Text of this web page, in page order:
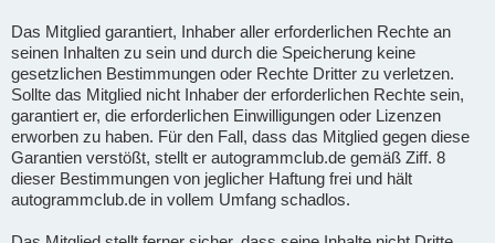
Das Mitglied garantiert, Inhaber aller erforderlichen Rechte an
seinen Inhalten zu sein und durch die Speicherung keine
gesetzlichen Bestimmungen oder Rechte Dritter zu verletzen.
Sollte das Mitglied nicht Inhaber der erforderlichen Rechte sein,
garantiert er, die erforderlichen Einwilligungen oder Lizenzen
erworben zu haben. Für den Fall, dass das Mitglied gegen diese
Garantien verstößt, stellt er autogrammclub.de gemäß Ziff. 8
dieser Bestimmungen von jeglicher Haftung frei und hält
autogrammclub.de in vollem Umfang schadlos.